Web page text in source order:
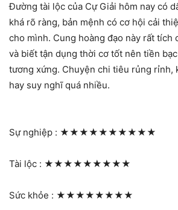
Đường tài lộc của Cự Giải hôm nay có
khá rõ ràng, bản mệnh có cơ hội cải
cho mình. Cung hoàng đạo này rất tích
và biết tận dụng thời cơ tốt nên tiền
tương xứng. Chuyện chi tiêu rủng rỉnh,
hay suy nghĩ quá nhiều.
Sự nghiệp : ★★★★★★★★★★
Tài lộc : ★★★★★★★★★
Sức khỏe : ★★★★★★★★